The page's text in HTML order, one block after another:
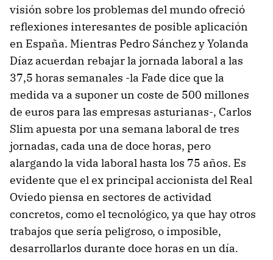
visión sobre los problemas del mundo ofreció
reflexiones interesantes de posible aplicación
en España. Mientras Pedro Sánchez y Yolanda
Díaz acuerdan rebajar la jornada laboral a las
37,5 horas semanales -la Fade dice que la
medida va a suponer un coste de 500 millones
de euros para las empresas asturianas-, Carlos
Slim apuesta por una semana laboral de tres
jornadas, cada una de doce horas, pero
alargando la vida laboral hasta los 75 años. Es
evidente que el ex principal accionista del Real
Oviedo piensa en sectores de actividad
concretos, como el tecnológico, ya que hay otros
trabajos que sería peligroso, o imposible,
desarrollarlos durante doce horas en un día.